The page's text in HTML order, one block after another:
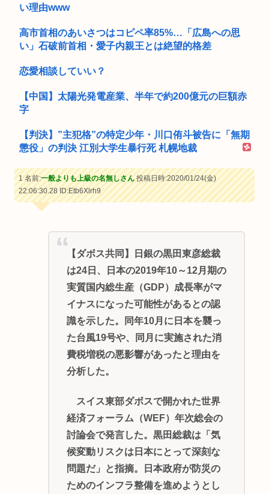
い理由www
高市首相のあいさつはコピペ率85%…「広島への思
い」石破前首相・愛子内親王とは絶望的格差
恋愛相談していい？
【中国】太陽光発電産業、半年で約200億元の巨額赤
字
【判決】”主犯格”の特定少年・川口侑斗被告に「無期
懲役」の判決 江別大学生暴行死 札幌地裁
1 名前:一般よりも上級の名無しさん投稿日時:2020/01/24(金)
22:06:30.28ID:Etb6Xlrh9
【ダボス共同】日銀の黒田東彦総裁
は24日、日本の2019年10～12月期の
実質国内総生産（GDP）成長率がマ
イナスになった可能性があるとの認
識を示した。同年10月に日本を襲っ
た台風19号や、同月に実施された消
費税増税の悪影響があったと理由を
分析した。
スイス東部ダボスで開かれた世界
経済フォーラム（WEF）年次総会の
討論会で発言した。黒田総裁は「気
候変動リスクは日本にとって深刻な
問題だ」と指摘。日本政府が防災の
ためのインフラ整備を進めようとし